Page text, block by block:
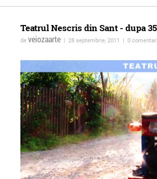
SUIE PAPARUDE, ROBIN
and THE BACKSTABBERS,
KEITH PARTRIDGE,
Instalart/
Reveal
Teatrul Nescris din Sant - dupa
de veiozaarte | 28 septembrie, 2011 | 0